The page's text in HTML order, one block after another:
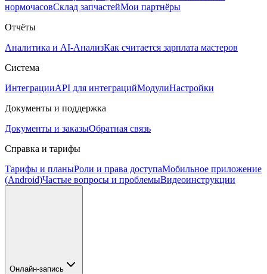
нормочасовСклад запчастейМои партнёры
Отчёты
Аналитика и AI-АнализКак считается зарплата мастеров
Система
ИнтеграцииAPI для интеграцийМодулиНастройки
Документы и поддержка
Документы и заказыОбратная связь
Справка и тарифы
Тарифы и планыРоли и права доступаМобильное приложение
(Android)Частые вопросы и проблемыВидеоинструкции
Онлайн-запись